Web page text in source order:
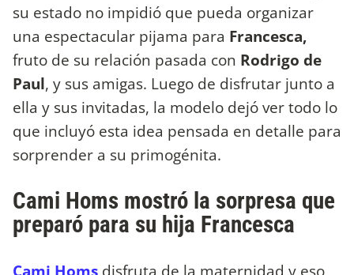
su estado no impidió que pueda organizar
una espectacular pijama para Francesca,
fruto de su relación pasada con Rodrigo de
Paul, y sus amigas. Luego de disfrutar junto a
ella y sus invitadas, la modelo dejó ver todo lo
que incluyó esta idea pensada en detalle para
sorprender a su primogénita.
Cami Homs mostró la sorpresa que
preparó para su hija Francesca